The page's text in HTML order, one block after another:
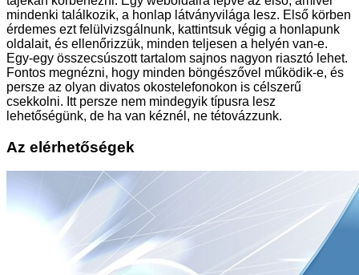
mindenki találkozik, a honlap látványvilága lesz. Első körben
érdemes ezt felülvizsgálnunk, kattintsuk végig a honlapunk
oldalait, és ellenőrizzük, minden teljesen a helyén van-e.
Egy-egy összecsúszott tartalom sajnos nagyon riasztó lehet.
Fontos megnézni, hogy minden böngészővel működik-e, és
persze az olyan divatos okostelefonokon is célszerű
csekkolni. Itt persze nem mindegyik típusra lesz
lehetőségünk, de ha van kéznél, ne tétovázzunk.
Az elérhetőségek